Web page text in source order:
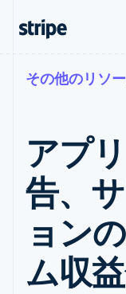
支払い
オンライン決
済
Managed
Payments
マーチャント
オブレコード
ソリューショ
ン
Payment links
コーディング
不要の決済ペ
ージ
Checkout
E
その他のリソ
アプ
告、
ョン
ム収